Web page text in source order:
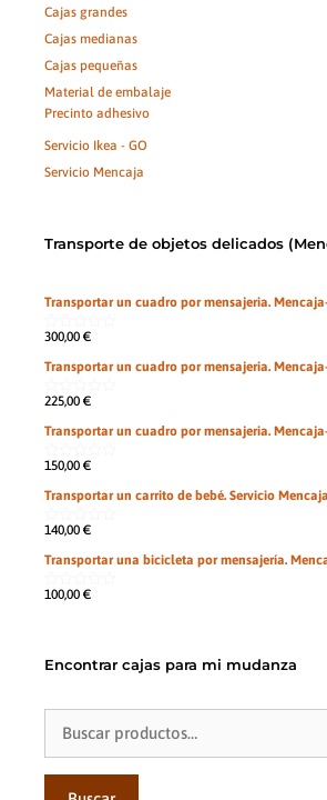
Cajas grandes
Cajas medianas
Cajas pequeñas
Material de embalaje
Precinto adhesivo
Servicio Ikea - GO
Servicio Mencaja
Transporte de objetos delicados
Transportar un cuadro por mensajeria.
0
5
300,00 €
Transportar un cuadro por mensajeria.
0
5
225,00 €
Transportar un cuadro por mensajeria.
0
5
150,00 €
Transportar un carrito de bebé. Servicio
0
5
140,00 €
Transportar una bicicleta por mensajería.
0
100,00 €
Encontrar cajas para mi mudanza
por: